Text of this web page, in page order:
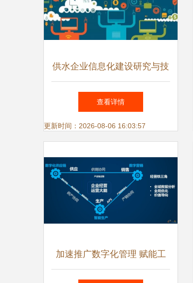
供水企业信息化建设研究与技
术推广
查看详情
更新时间：2026-08-06 16:03:57
加速推广数字化管理 赋能工